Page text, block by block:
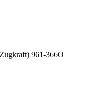
961-366O